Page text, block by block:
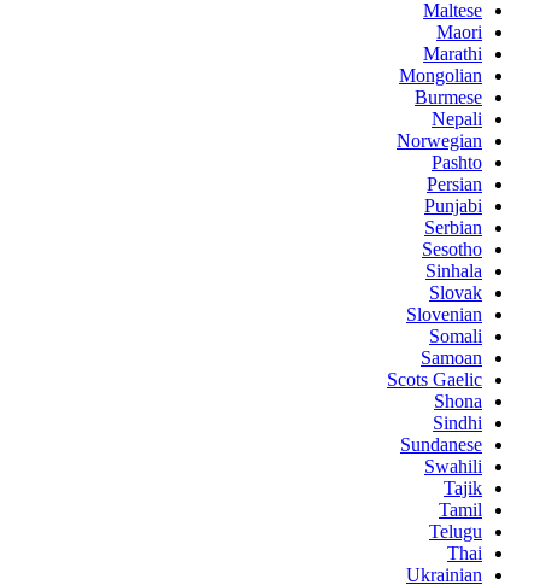
Maltese
Maori
Marathi
Mongolian
Burmese
Nepali
Norwegian
Pashto
Persian
Punjabi
Serbian
Sesotho
Sinhala
Slovak
Slovenian
Somali
Samoan
Scots Gaelic
Shona
Sindhi
Sundanese
Swahili
Tajik
Tamil
Telugu
Thai
Ukrainian